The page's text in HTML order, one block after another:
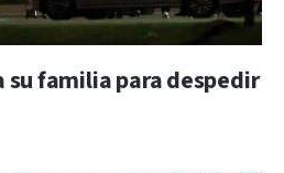
su familia para despedir